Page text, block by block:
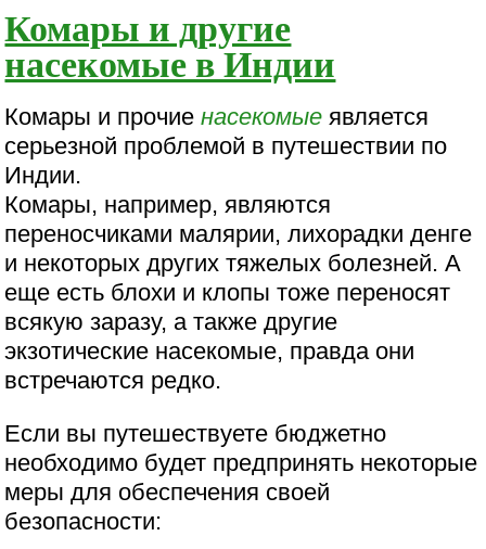
Комары и другие
насекомые в Индии
Комары и прочиенасекомые является
серьезной проблемой в путешествии по
Индии.
Комары, например, являются
переносчиками малярии, лихорадки денге
и некоторых других тяжелых болезней. А
еще есть блохи и клопы тоже переносят
всякую заразу, а также другие
экзотические насекомые, правда они
встречаются редко.
Если вы путешествуете бюджетно
необходимо будет предпринять некоторые
меры для обеспечения своей
безопасности: